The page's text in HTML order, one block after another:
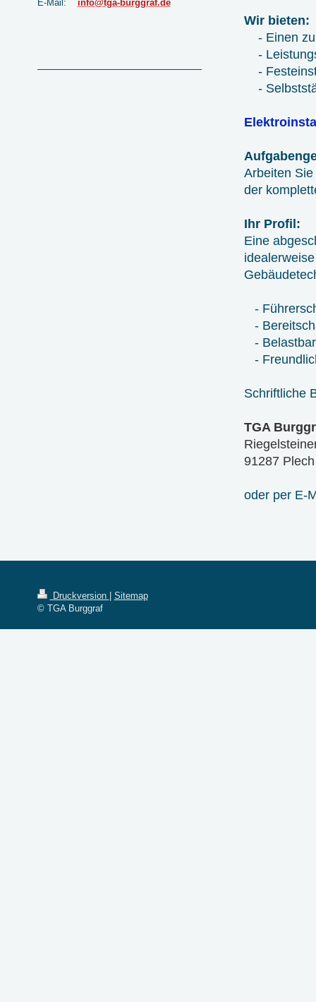
Wir bieten:
- Einen
-
-
-
Arbeiten
der
Ihr Profil:
Eine
-
-
-
-
Schriftliche
TGA
91287 Plech
oder per E-
E-Mail: info@tga-burggraf.de
Druckversion
Sitemap
© TGA Burggraf